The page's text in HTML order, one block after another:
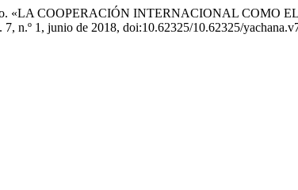
«LA COOPERACIÓN INTERNACIONAL
7, n.º 1, junio de 2018, doi:10.62325/10.62325/